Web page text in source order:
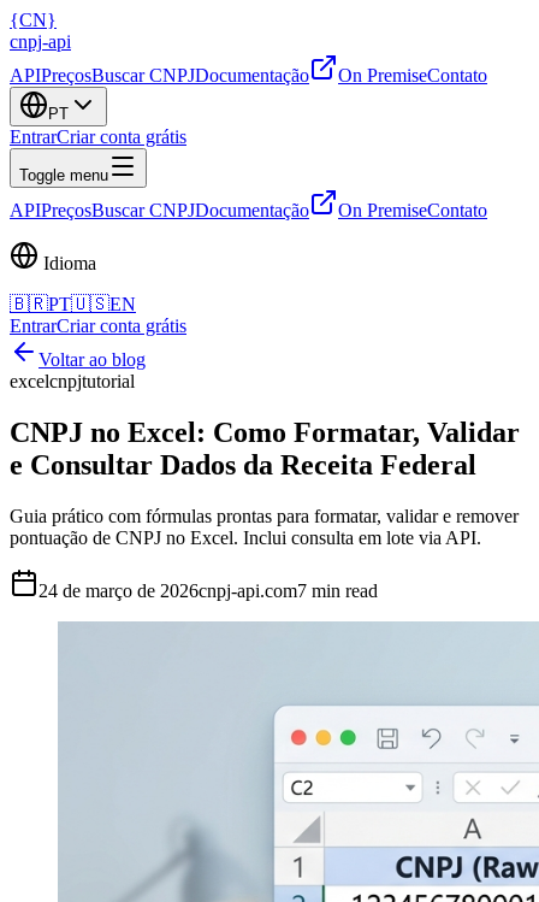
{CN}
cnpj-api
APIPreçosBuscar CNPJDocumentação On PremiseContato
PT
EntrarCriar conta grátis
Toggle menu
APIPreçosBuscar CNPJDocumentação On PremiseContato
Idioma
🇧🇷PT🇺🇸EN
EntrarCriar conta grátis
Voltar ao blog
excelcnpjtutorial
CNPJ no Excel: Como Formatar, Validar
e Consultar Dados da Receita Federal
Guia prático com fórmulas prontas para formatar, validar e remover
pontuação de CNPJ no Excel. Inclui consulta em lote via API.
24 de março de 2026cnpj-api.com7 min read